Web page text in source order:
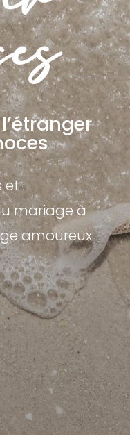
et
mariage à
amoureux